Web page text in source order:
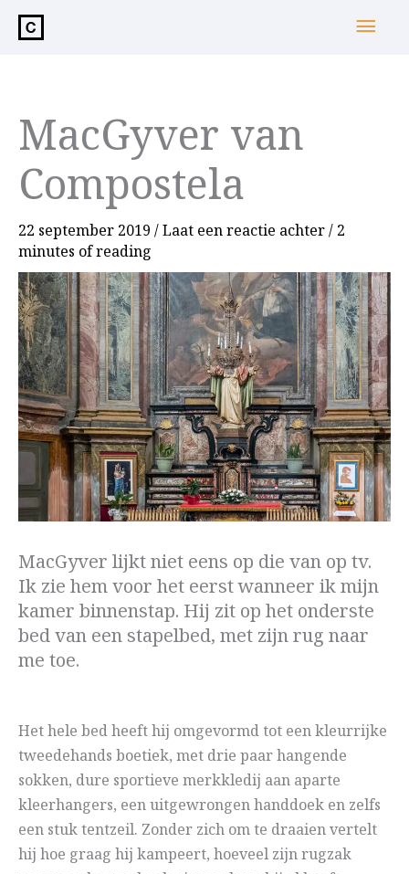
inhoud
MacGyver van
Compostela
22 september 2019 /Laat een reactie achter/ 2
minutes of reading
MacGyver lijkt niet eens op die van op tv.
Ik zie hem voor het eerst wanneer ik mijn
kamer binnenstap. Hij zit op het onderste
bed van een stapelbed, met zijn rug naar
me toe.
Het hele bed heeft hij omgevormd tot een kleurrijke
tweedehands boetiek, met drie paar hangende
sokken, dure sportieve merkkledij aan aparte
kleerhangers, een uitgewrongen handdoek en zelfs
een stuk tentzeil. Zonder zich om te draaien vertelt
hij hoe graag hij kampeert, hoeveel zijn rugzak